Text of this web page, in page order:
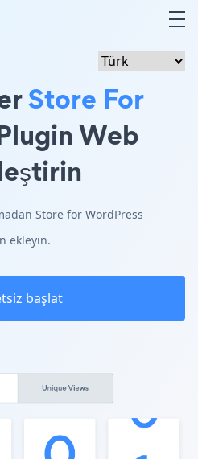
Store For
Web
Store for WordPress
ekleyin.
başlat